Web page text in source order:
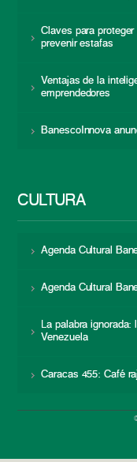
Claves para
prevenir estafas
Ventajas de la
emprendedores
BanescoInnova
CULTURA
Agenda Cultural
Agenda Cultural
La palabra
Venezuela
Caracas 455: Café